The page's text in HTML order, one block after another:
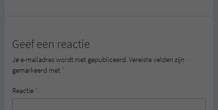
Geef een reactie
Je e-mailadres wordt niet gepubliceerd. Vereiste velden zijn
gemarkeerd met *
Reactie *